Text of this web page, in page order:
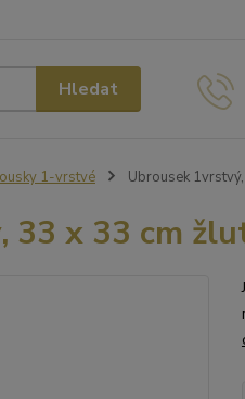
Hledat
1-vrstvé Ubrousek
33 x 33 cm